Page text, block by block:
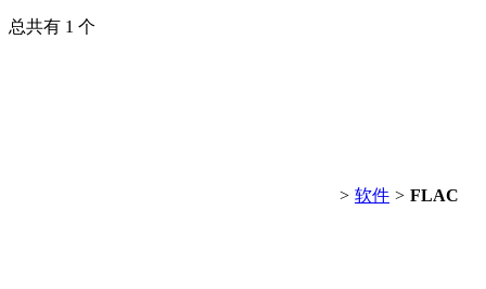
总共有 1 个
> 软件 > FLAC